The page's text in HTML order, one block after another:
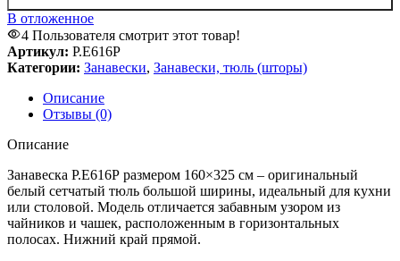
В отложенное
4 Пользователя смотрит этот товар!
Артикул: Р.Е616Р
Категории: Занавески, Занавески, тюль (шторы)
Описание
Отзывы (0)
Описание
Занавеска Р.Е616Р размером 160×325 см – оригинальный
белый сетчатый тюль большой ширины, идеальный для кухни
или столовой. Модель отличается забавным узором из
чайников и чашек, расположенным в горизонтальных
полосах. Нижний край прямой.